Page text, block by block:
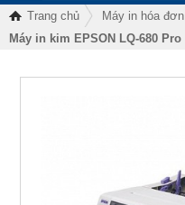
Trang chủ Máy in hóa đơn
Máy in kim EPSON LQ-680 Pro